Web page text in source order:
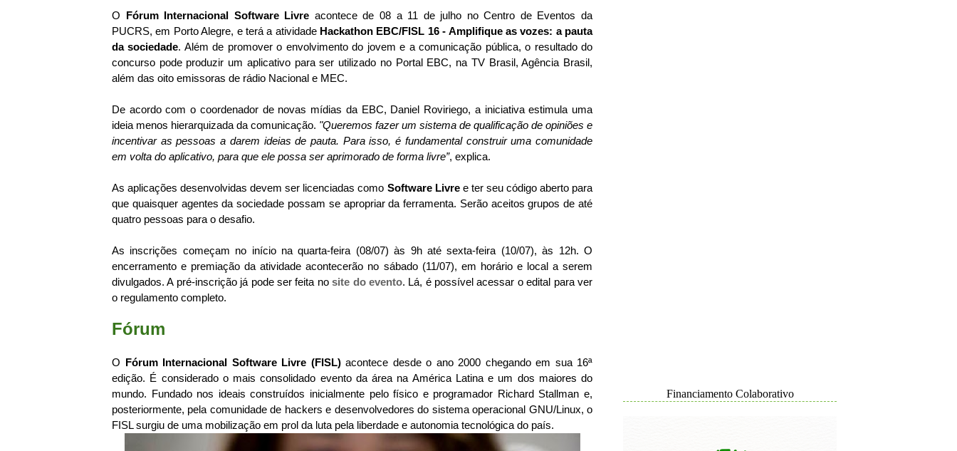
O Fórum Internacional Software Livre acontece de 08 a 11 de julho no Centro de Eventos da
PUCRS, em Porto Alegre, e terá a atividade Hackathon EBC/FISL 16 - Amplifique as vozes: a pauta
da sociedade. Além de promover o envolvimento do jovem e a comunicação pública, o resultado do
concurso pode produzir um aplicativo para ser utilizado no Portal EBC, na TV Brasil, Agência Brasil,
além das oito emissoras de rádio Nacional e MEC.
De acordo com o coordenador de novas mídias da EBC, Daniel Roviriego, a iniciativa estimula uma
ideia menos hierarquizada da comunicação. "Queremos fazer um sistema de qualificação de opiniões e
incentivar as pessoas a darem ideias de pauta. Para isso, é fundamental construir uma comunidade
em volta do aplicativo, para que ele possa ser aprimorado de forma livre”, explica.
As aplicações desenvolvidas devem ser licenciadas como Software Livree ter seu código aberto para
que quaisquer agentes da sociedade possam se apropriar da ferramenta. Serão aceitos grupos de até
quatro pessoas para o desafio.
As inscrições começam no início na quarta-feira (08/07) às 9h até sexta-feira (10/07), às 12h. O
encerramento e premiação da atividade acontecerão no sábado (11/07), em horário e local a serem
divulgados. A pré-inscrição já pode ser feita nosite do evento. Lá, é possível acessar o edital para ver
o regulamento completo.
Fórum
O Fórum Internacional Software Livre (FISL)acontece desde o ano 2000­ chegando em sua 16ª
edição. É considerado o mais consolidado evento da área na América Latina e um dos maiores do
mundo. Fundado nos ideais construídos inicialmente pelo físico e programador Richard Stallman e,
posteriormente, pela comunidade de hackers e desenvolvedores do sistema operacional GNU/Linux, o
FISL surgiu de uma mobilização em prol da luta pela liberdade e autonomia tecnológica do país.
Financiamento Colaborativo